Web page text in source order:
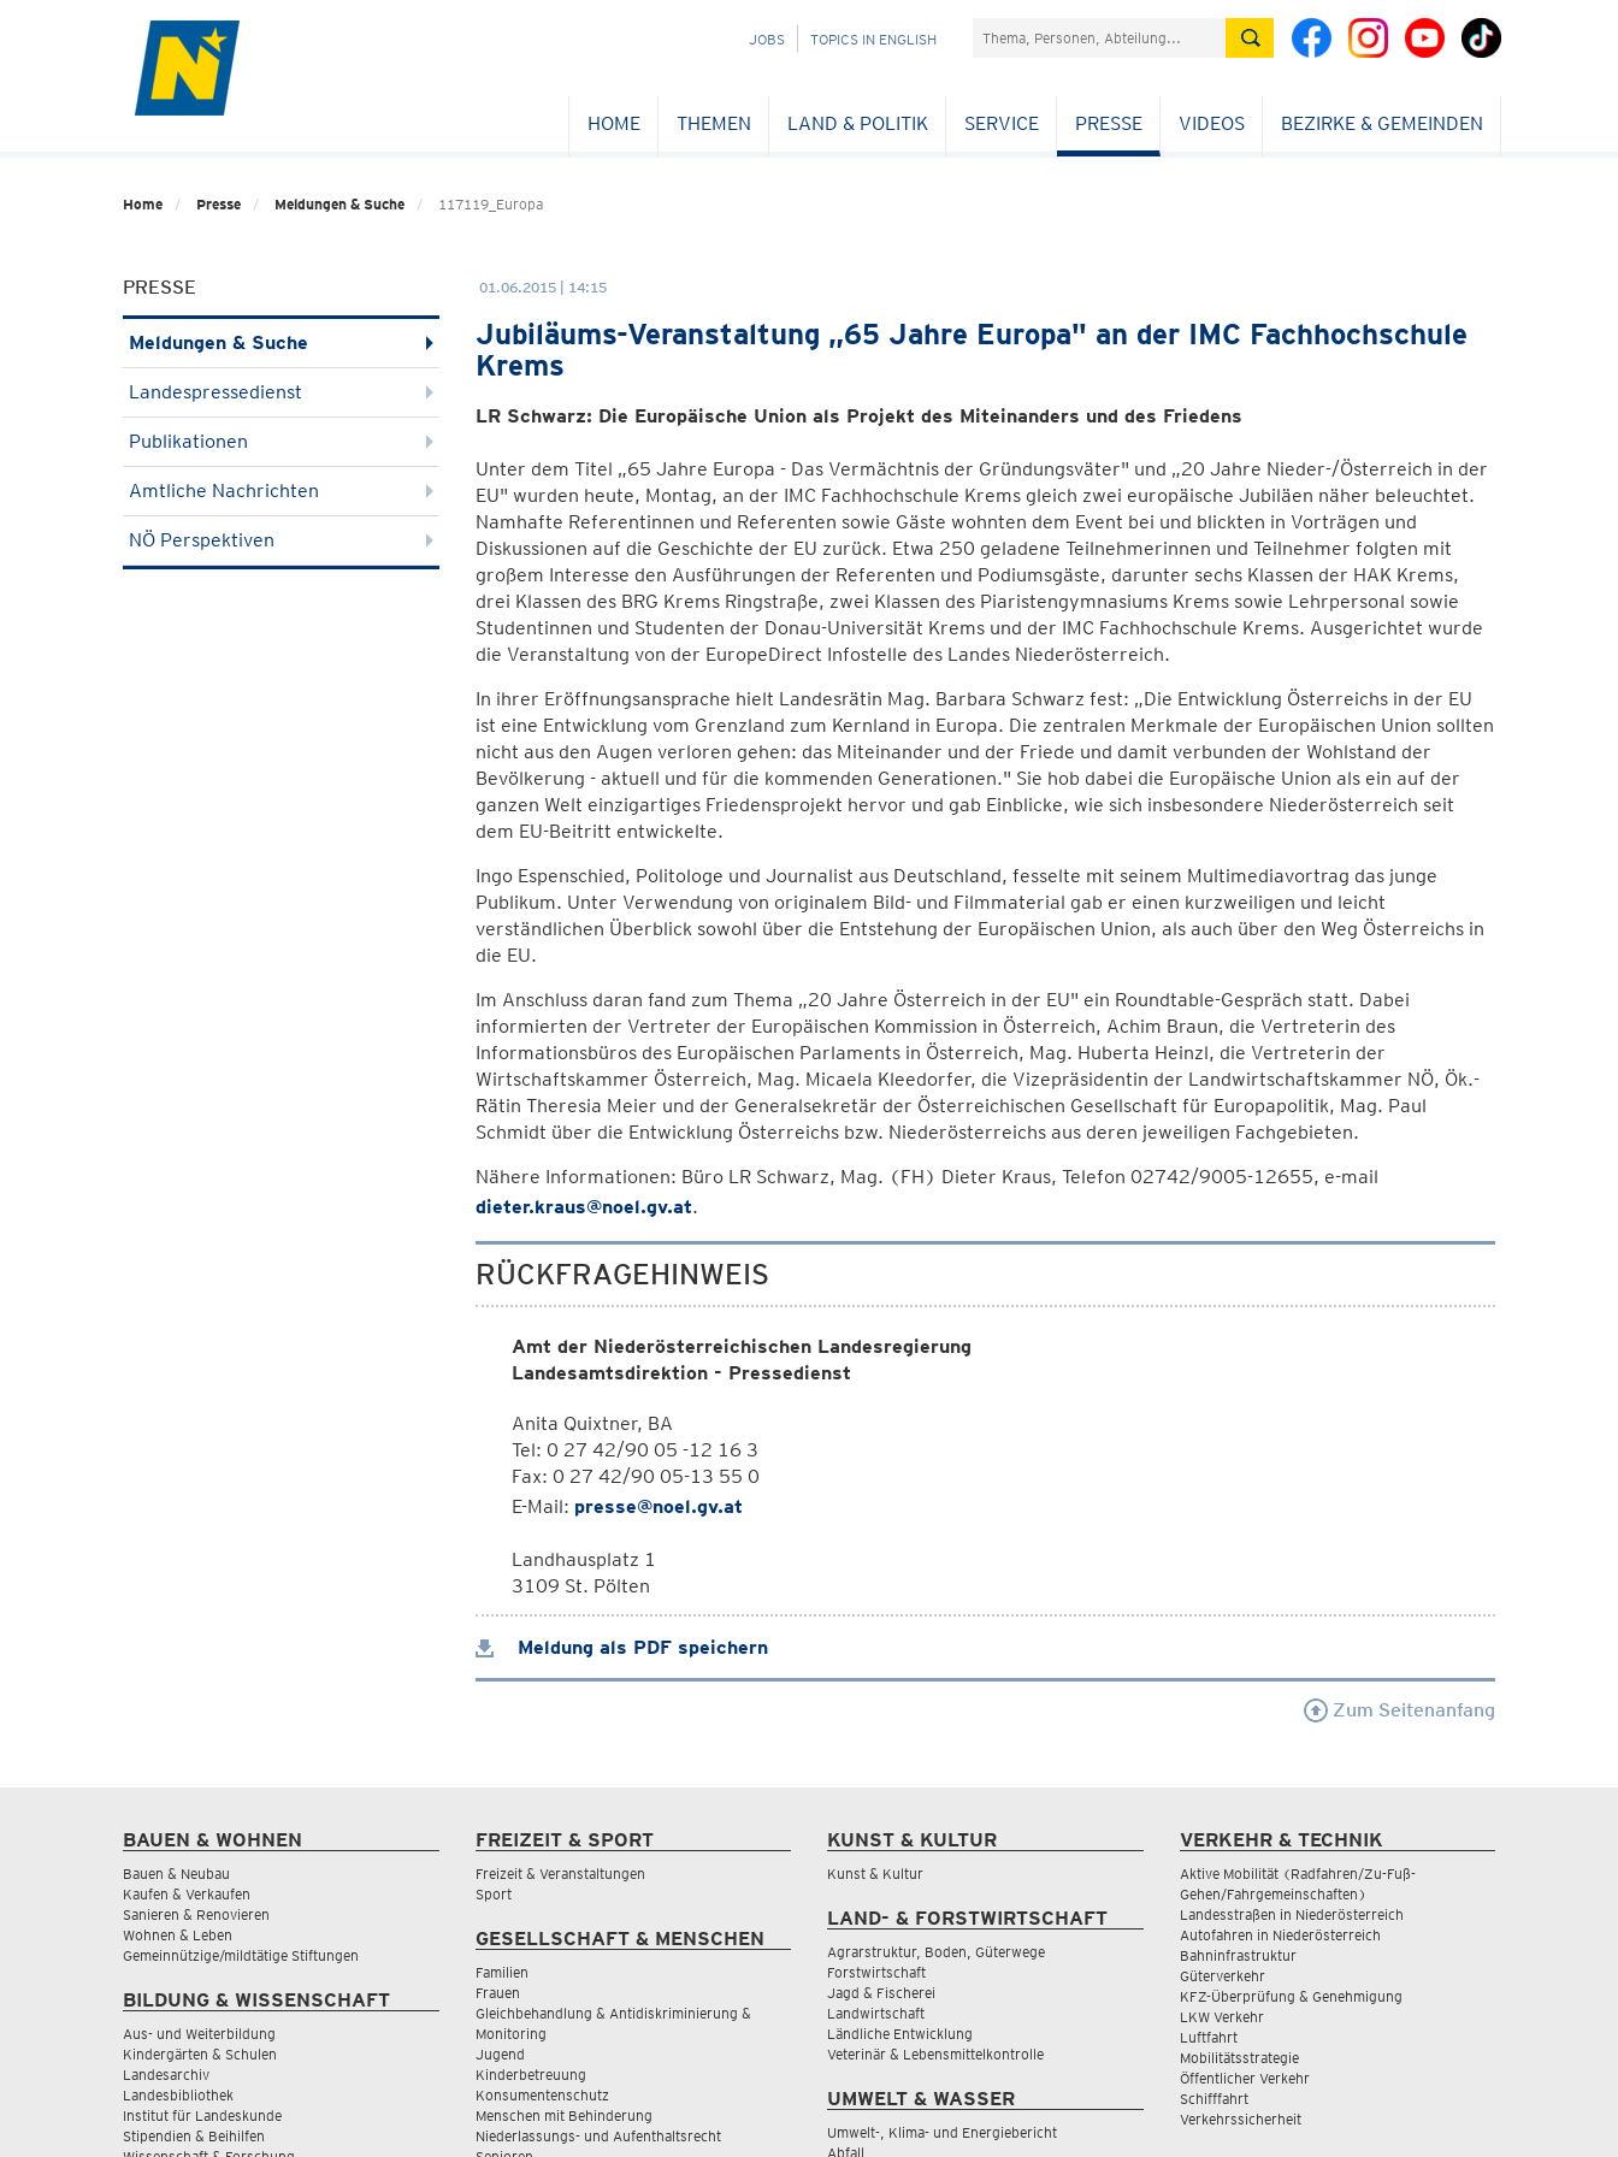
NAVIGATION
JOBS TOPICS IN ENGLISH Suchefeld
HOME THEMEN LAND & POLITIK SERVICE PRESSE VIDEOS BEZIRKE & GEMEINDEN
Home Presse Meldungen & Suche 117119_Europa
PRESSE
Meldungen & Suche
Landespressedienst
Publikationen
Amtliche Nachrichten
NÖ Perspektiven
01.06.2015 | 14:15
Jubiläums-Veranstaltung „65 Jahre Europa" an der IMC Fachhochschule
Krems
LR Schwarz: Die Europäische Union als Projekt des Miteinanders und des Friedens
Unter dem Titel „65 Jahre Europa - Das Vermächtnis der Gründungsväter" und „20 Jahre Nieder-/Österreich in der
EU" wurden heute, Montag, an der IMC Fachhochschule Krems gleich zwei europäische Jubiläen näher beleuchtet.
Namhafte Referentinnen und Referenten sowie Gäste wohnten dem Event bei und blickten in Vorträgen und
Diskussionen auf die Geschichte der EU zurück. Etwa 250 geladene Teilnehmerinnen und Teilnehmer folgten mit
großem Interesse den Ausführungen der Referenten und Podiumsgäste, darunter sechs Klassen der HAK Krems,
drei Klassen des BRG Krems Ringstraße, zwei Klassen des Piaristengymnasiums Krems sowie Lehrpersonal sowie
Studentinnen und Studenten der Donau-Universität Krems und der IMC Fachhochschule Krems. Ausgerichtet wurde
die Veranstaltung von der EuropeDirect Infostelle des Landes Niederösterreich.
In ihrer Eröffnungsansprache hielt Landesrätin Mag. Barbara Schwarz fest: „Die Entwicklung Österreichs in der EU
ist eine Entwicklung vom Grenzland zum Kernland in Europa. Die zentralen Merkmale der Europäischen Union sollten
nicht aus den Augen verloren gehen: das Miteinander und der Friede und damit verbunden der Wohlstand der
Bevölkerung - aktuell und für die kommenden Generationen." Sie hob dabei die Europäische Union als ein auf der
ganzen Welt einzigartiges Friedensprojekt hervor und gab Einblicke, wie sich insbesondere Niederösterreich seit
dem EU-Beitritt entwickelte.
Ingo Espenschied, Politologe und Journalist aus Deutschland, fesselte mit seinem Multimediavortrag das junge
Publikum. Unter Verwendung von originalem Bild- und Filmmaterial gab er einen kurzweiligen und leicht
verständlichen Überblick sowohl über die Entstehung der Europäischen Union, als auch über den Weg Österreichs in
die EU.
Im Anschluss daran fand zum Thema „20 Jahre Österreich in der EU" ein Roundtable-Gespräch statt. Dabei
informierten der Vertreter der Europäischen Kommission in Österreich, Achim Braun, die Vertreterin des
Informationsbüros des Europäischen Parlaments in Österreich, Mag. Huberta Heinzl, die Vertreterin der
Wirtschaftskammer Österreich, Mag. Micaela Kleedorfer, die Vizepräsidentin der Landwirtschaftskammer NÖ, Ök.-
Rätin Theresia Meier und der Generalsekretär der Österreichischen Gesellschaft für Europapolitik, Mag. Paul
Schmidt über die Entwicklung Österreichs bzw. Niederösterreichs aus deren jeweiligen Fachgebieten.
Nähere Informationen: Büro LR Schwarz, Mag. (FH) Dieter Kraus, Telefon 02742/9005-12655, e-mail
dieter.kraus@noel.gv.at.
RÜCKFRAGEHINWEIS
Amt der Niederösterreichischen Landesregierung
Landesamtsdirektion - Pressedienst
Anita Quixtner, BA
Tel: 0 27 42/90 05 -12 16 3
Fax: 0 27 42/90 05-13 55 0
E-Mail: presse@noel.gv.at
Landhausplatz 1
3109 St. Pölten
Meldung als PDF speichern
Zum Seitenanfang
BAUEN & WOHNEN
Bauen & Neubau
Kaufen & Verkaufen
Sanieren & Renovieren
Wohnen & Leben
Gemeinnützige/mildtätige Stiftungen
BILDUNG & WISSENSCHAFT
Aus- und Weiterbildung
Kindergärten & Schulen
Landesarchiv
Landesbibliothek
Institut für Landeskunde
Stipendien & Beihilfen
FREIZEIT & SPORT
Freizeit & Veranstaltungen
Sport
GESELLSCHAFT & MENSCHEN
Familien
Frauen
Gleichbehandlung & Antidiskriminierung &
Monitoring
Jugend
Kinderbetreuung
Konsumentenschutz
Menschen mit Behinderung
Niederlassungs- und Aufenthaltsrecht
KUNST & KULTUR
Kunst & Kultur
LAND- & FORSTWIRTSCHAFT
Agrarstruktur, Boden, Güterwege
Forstwirtschaft
Jagd & Fischerei
Landwirtschaft
Ländliche Entwicklung
Veterinär & Lebensmittelkontrolle
UMWELT & WASSER
Umwelt-, Klima- und Energiebericht
Abfall
VERKEHR & TECHNIK
Aktive Mobilität (Radfahren/Zu-Fuß-
Gehen/Fahrgemeinschaften)
Landesstraßen in Niederösterreich
Autofahren in Niederösterreich
Bahninfrastruktur
Güterverkehr
KFZ-Überprüfung & Genehmigung
LKW Verkehr
Luftfahrt
Mobilitätsstrategie
Öffentlicher Verkehr
Schifffahrt
Verkehrssicherheit